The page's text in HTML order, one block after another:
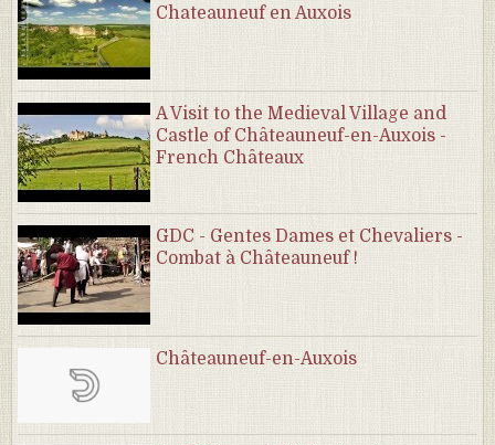
Chateauneuf en Auxois
A Visit to the Medieval Village and
Castle of Châteauneuf-en-Auxois -
French Châteaux
GDC - Gentes Dames et Chevaliers -
Combat à Châteauneuf !
Châteauneuf-en-Auxois